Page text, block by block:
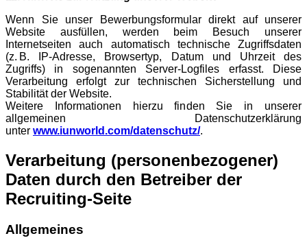
Wenn Sie unser Bewerbungsformular direkt auf unserer
Website ausfüllen, werden beim Besuch unserer
Internetseiten auch automatisch technische Zugriffsdaten
(z. B. IP-Adresse, Browsertyp, Datum und Uhrzeit des
Zugriffs) in sogenannten Server-Logfiles erfasst. Diese
Verarbeitung erfolgt zur technischen Sicherstellung und
Stabilität der Website.
Weitere Informationen hierzu finden Sie in unserer
allgemeinen Datenschutzerklärung
unter www.iunworld.com/datenschutz/.
Verarbeitung (personenbezogener)
Daten durch den Betreiber der
Recruiting-Seite
Allgemeines